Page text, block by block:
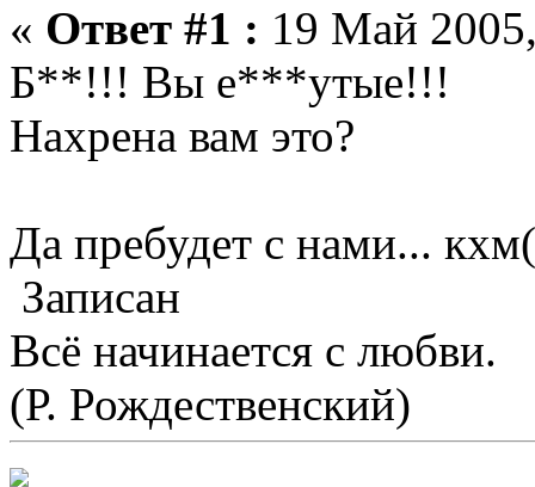
« Ответ #1 : 19 Май
Б**!!! Вы е***утые!!!
Нахрена вам это?
Да пребудет с нами...
Записан
Всё начинается с любви.
(Р. Рождественский)